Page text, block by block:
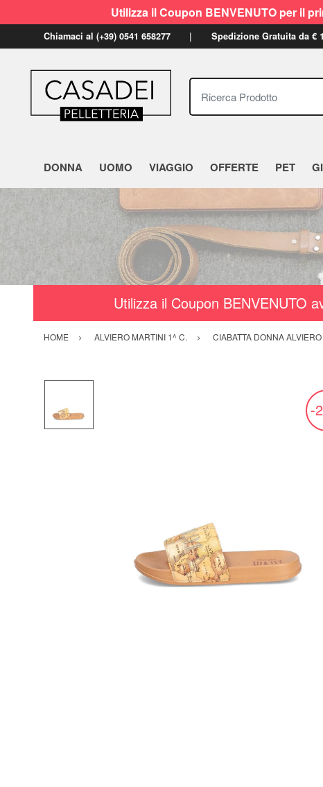
Utilizza il Coupon BENVENUTO per il
Chiamaci al (+39) 0541 658277 Spedizione Gratuita da €
Ricerca Prodotto
DONNA UOMO VIAGGIO OFFERTE PET
Utilizza il Coupon BENVENUTO
HOME ALVIERO MARTINI 1^ C. CIABATTA DONNA
-